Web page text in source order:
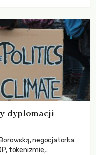
dyplomacji
negocjatorka
tokenizmie,